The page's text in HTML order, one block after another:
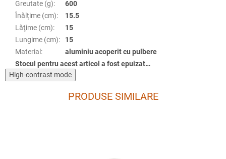
Greutate (g):
600
Înălțime (cm):
15.5
Lăţime (cm):
15
Lungime (cm):
15
Material :
aluminiu acoperit cu pulbere
Stocul pentru acest articol a fost epuizat…
High-contrast mode
PRODUSE SIMILARE